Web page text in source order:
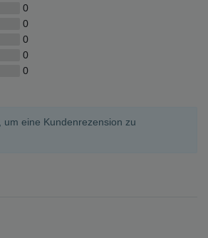
0
0
0
0
0
um eine Kundenrezension zu